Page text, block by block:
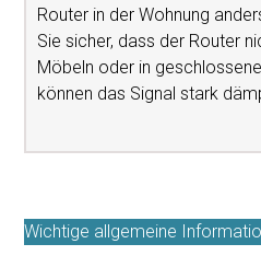
Router in der Wohnung
Sie sicher, dass der Router
Möbeln oder in
können das Signal stark
Wichtige allgemeine